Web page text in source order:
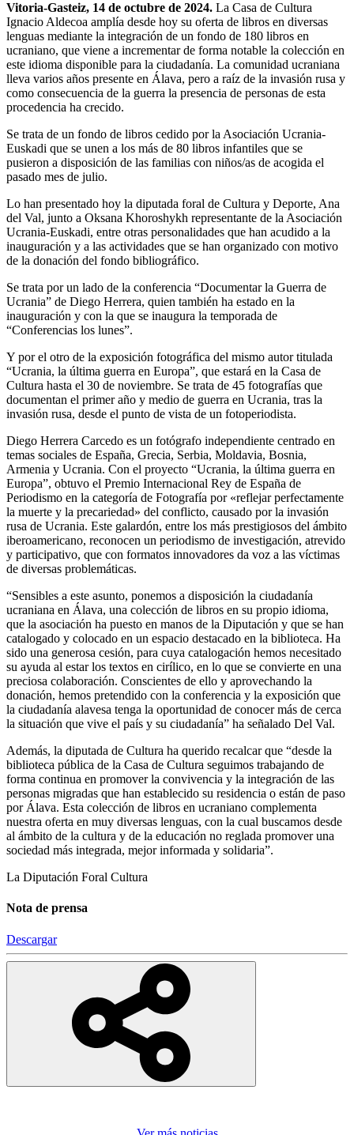
Vitoria-Gasteiz, 14 de octubre de 2024. La Casa de Cultura
Ignacio Aldecoa amplía desde hoy su oferta de libros en diversas
lenguas mediante la integración de un fondo de 180 libros en
ucraniano, que viene a incrementar de forma notable la colección en
este idioma disponible para la ciudadanía. La comunidad ucraniana
lleva varios años presente en Álava, pero a raíz de la invasión rusa y
como consecuencia de la guerra la presencia de personas de esta
procedencia ha crecido.
Se trata de un fondo de libros cedido por la Asociación Ucrania-
Euskadi que se unen a los más de 80 libros infantiles que se
pusieron a disposición de las familias con niños/as de acogida el
pasado mes de julio.
Lo han presentado hoy la diputada foral de Cultura y Deporte, Ana
del Val, junto a Oksana Khoroshykh representante de la Asociación
Ucrania-Euskadi, entre otras personalidades que han acudido a la
inauguración y a las actividades que se han organizado con motivo
de la donación del fondo bibliográfico.
Se trata por un lado de la conferencia “Documentar la Guerra de
Ucrania” de Diego Herrera, quien también ha estado en la
inauguración y con la que se inaugura la temporada de
“Conferencias los lunes”.
Y por el otro de la exposición fotográfica del mismo autor titulada
“Ucrania, la última guerra en Europa”, que estará en la Casa de
Cultura hasta el 30 de noviembre. Se trata de 45 fotografías que
documentan el primer año y medio de guerra en Ucrania, tras la
invasión rusa, desde el punto de vista de un fotoperiodista.
Diego Herrera Carcedo es un fotógrafo independiente centrado en
temas sociales de España, Grecia, Serbia, Moldavia, Bosnia,
Armenia y Ucrania. Con el proyecto “Ucrania, la última guerra en
Europa”, obtuvo el Premio Internacional Rey de España de
Periodismo en la categoría de Fotografía por «reflejar perfectamente
la muerte y la precariedad» del conflicto, causado por la invasión
rusa de Ucrania. Este galardón, entre los más prestigiosos del ámbito
iberoamericano, reconocen un periodismo de investigación, atrevido
y participativo, que con formatos innovadores da voz a las víctimas
de diversas problemáticas.
“Sensibles a este asunto, ponemos a disposición la ciudadanía
ucraniana en Álava, una colección de libros en su propio idioma,
que la asociación ha puesto en manos de la Diputación y que se han
catalogado y colocado en un espacio destacado en la biblioteca. Ha
sido una generosa cesión, para cuya catalogación hemos necesitado
su ayuda al estar los textos en cirílico, en lo que se convierte en una
preciosa colaboración. Conscientes de ello y aprovechando la
donación, hemos pretendido con la conferencia y la exposición que
la ciudadanía alavesa tenga la oportunidad de conocer más de cerca
la situación que vive el país y su ciudadanía” ha señalado Del Val.
Además, la diputada de Cultura ha querido recalcar que “desde la
biblioteca pública de la Casa de Cultura seguimos trabajando de
forma continua en promover la convivencia y la integración de las
personas migradas que han establecido su residencia o están de paso
por Álava. Esta colección de libros en ucraniano complementa
nuestra oferta en muy diversas lenguas, con la cual buscamos desde
al ámbito de la cultura y de la educación no reglada promover una
sociedad más integrada, mejor informada y solidaria”.
La Diputación Foral Cultura
Nota de prensa
Descargar